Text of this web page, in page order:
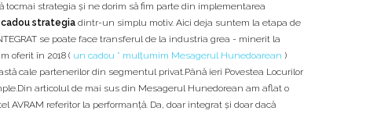
tocmai strategia și ne dorim să fim parte din implementarea
cadou strategia dintr-un simplu motiv. Aici deja suntem la etapa de
se poate face transferul de la industria grea - minerit la
oferit în 2018 ( un cadou * mulțumim Mesagerul Hunedoarean )
cale partenerilor din segmentul privat.Până ieri Povestea Locurilor
articolul de mai sus din Mesagerul Hunedorean am aflat o
referitor la performanță. Da, doar integrat și doar dacă